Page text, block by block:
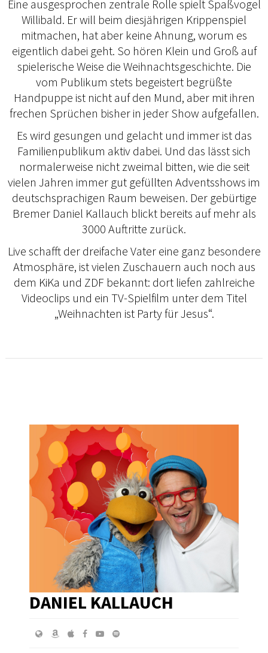
Eine ausgesprochen zentrale Rolle spielt Spaßvogel
Willibald. Er will beim diesjährigen Krippenspiel
mitmachen, hat aber keine Ahnung, worum es
eigentlich dabei geht. So hören Klein und Groß auf
spielerische Weise die Weihnachtsgeschichte. Die
vom Publikum stets begeistert begrüßte
Handpuppe ist nicht auf den Mund, aber mit ihren
frechen Sprüchen bisher in jeder Show aufgefallen.
Es wird gesungen und gelacht und immer ist das
Familienpublikum aktiv dabei. Und das lässt sich
normalerweise nicht zweimal bitten, wie die seit
vielen Jahren immer gut gefüllten Adventsshows im
deutschsprachigen Raum beweisen. Der gebürtige
Bremer Daniel Kallauch blickt bereits auf mehr als
3000 Auftritte zurück.
Live schafft der dreifache Vater eine ganz besondere
Atmosphäre, ist vielen Zuschauern auch noch aus
dem KiKa und ZDF bekannt: dort liefen zahlreiche
Videoclips und ein TV-Spielfilm unter dem Titel
„Weihnachten ist Party für Jesus“.
DANIEL KALLAUCH